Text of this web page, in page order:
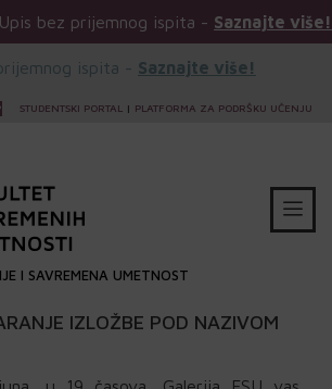
ispita -Saznajte više!
ispita - Saznajte više!
STUDENTSKI PORTAL | PLATFORMA ZA PODRŠKU UČENJU
I SAVREMENA UMETNOST
IZLOŽBE POD NAZIVOM